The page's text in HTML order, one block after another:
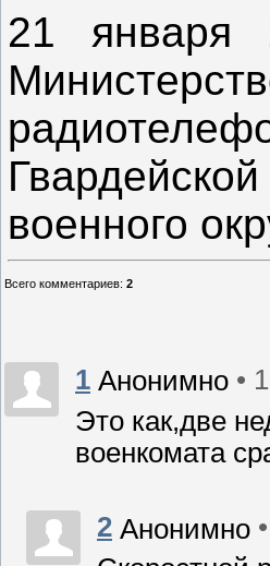
21 января
военного
Всего комментариев: 2
1 Анонимно •
Это как,две
военкомата
2 Анонимно